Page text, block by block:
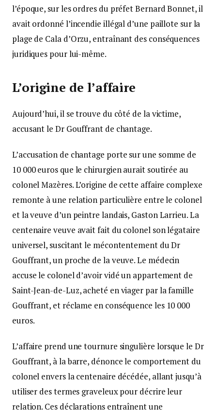
l’époque, sur les ordres du préfet Bernard Bonnet, il
avait ordonné l’incendie illégal d’une paillote sur la
plage de Cala d’Orzu, entraînant des conséquences
juridiques pour lui-même.
L’origine de l’affaire
Aujourd’hui, il se trouve du côté de la victime,
accusant le Dr Gouffrant de chantage.
L’accusation de chantage porte sur une somme de
10 000 euros que le chirurgien aurait soutirée au
colonel Mazères. L’origine de cette affaire complexe
remonte à une relation particulière entre le colonel
et la veuve d’un peintre landais, Gaston Larrieu. La
centenaire veuve avait fait du colonel son légataire
universel, suscitant le mécontentement du Dr
Gouffrant, un proche de la veuve. Le médecin
accuse le colonel d’avoir vidé un appartement de
Saint-Jean-de-Luz, acheté en viager par la famille
Gouffrant, et réclame en conséquence les 10 000
euros.
L’affaire prend une tournure singulière lorsque le Dr
Gouffrant, à la barre, dénonce le comportement du
colonel envers la centenaire décédée, allant jusqu’à
utiliser des termes graveleux pour décrire leur
relation. Ces déclarations entraînent une